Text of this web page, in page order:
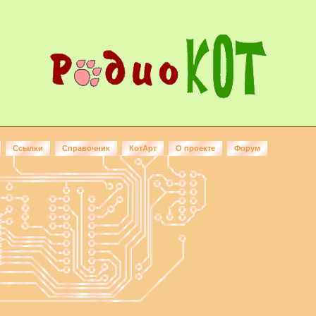
Ссылки Справочник КотАрт О проекте Форум